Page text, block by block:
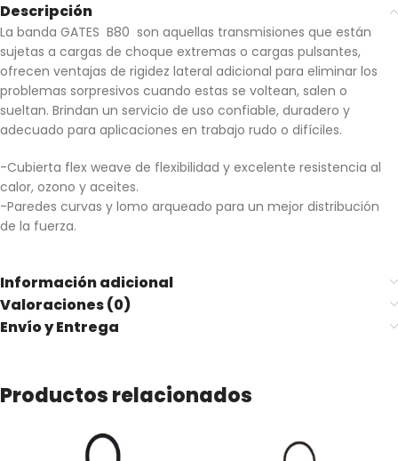
Descripción
La banda GATES B80 son aquellas transmisiones que están
sujetas a cargas de choque extremas o cargas pulsantes,
ofrecen ventajas de rigidez lateral adicional para eliminar los
problemas sorpresivos cuando estas se voltean, salen o
sueltan. Brindan un servicio de uso confiable, duradero y
adecuado para aplicaciones en trabajo rudo o difíciles.
-Cubierta flex weave de flexibilidad y excelente resistencia al
calor, ozono y aceites.
-Paredes curvas y lomo arqueado para un mejor distribución
de la fuerza.
Información adicional
Valoraciones (0)
Envío y Entrega
Productos relacionados